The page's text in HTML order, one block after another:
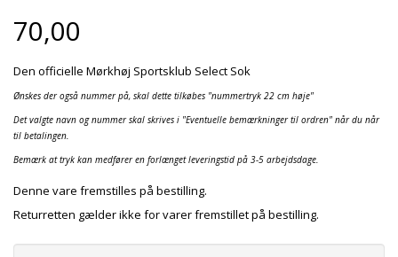
70,00
Den officielle Mørkhøj Sportsklub Select Sok
Ønskes der også nummer på, skal dette tilkøbes "nummertryk 22 cm høje"
Det valgte navn og nummer skal skrives i "Eventuelle bemærkninger til ordren" når du når
til betalingen.
Bemærk at tryk kan medfører en forlænget leveringstid på 3-5 arbejdsdage.
Denne vare fremstilles på bestilling.
Returretten gælder ikke for varer fremstillet på bestilling.